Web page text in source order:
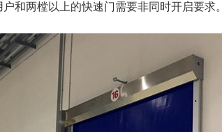
和两樘以上的快速门需要非同时开启要求。